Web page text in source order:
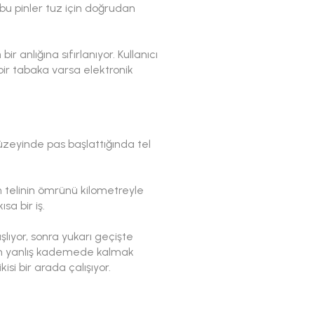
pinler tuz için doğrudan
sıfırlanıyor. Kullanıcı
tabaka varsa elektronik
pas başlattığında tel
telinin ömrünü kilometreyle
bir iş.
sonra yukarı geçişte
yanlış kademede kalmak
bir arada çalışıyor.